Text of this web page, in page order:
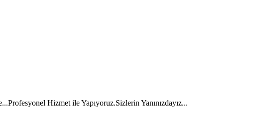
Profesyonel Hizmet ile Yapıyoruz.Sizlerin Yanınızdayız...